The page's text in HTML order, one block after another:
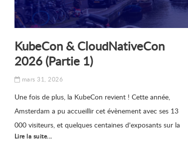
KubeCon & CloudNativeCon
2026 (Partie 1)
mars 31, 2026
Une fois de plus, la KubeCon revient ! Cette année,
Amsterdam a pu accueillir cet évènement avec ses 13
000 visiteurs, et quelques centaines d'exposants sur la
semaine du 23 Mars. Riche en annonces, conférences et
Lire la suite...